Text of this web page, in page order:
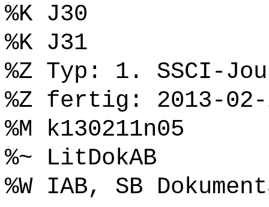
%K J30
%K J31
%Z Typ: 1. SSCI-
%Z fertig: 2013-02-
%M k130211n05
%~ LitDokAB
%W IAB, SB